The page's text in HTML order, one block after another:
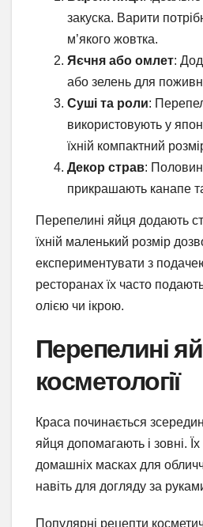
закуска. Варити
м’якого жовтка.
Яєчня або омлет:
або зелень для
Суші та роли:
використовують у
їхній компактний
Декор страв:
прикрашають канапе
Перепелині яйця додають
їхній маленький розмір
експериментувати з
ресторанах їх часто
олією чи ікрою.
Перепелині
косметології
Краса починається
яйця допомагають і зовні.
домашніх масках для
навіть для догляду за
Популярні рецепти